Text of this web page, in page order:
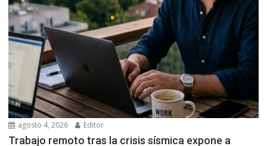
agosto 4, 2026 Editor
Trabajo remoto tras la crisis sísmica expone a